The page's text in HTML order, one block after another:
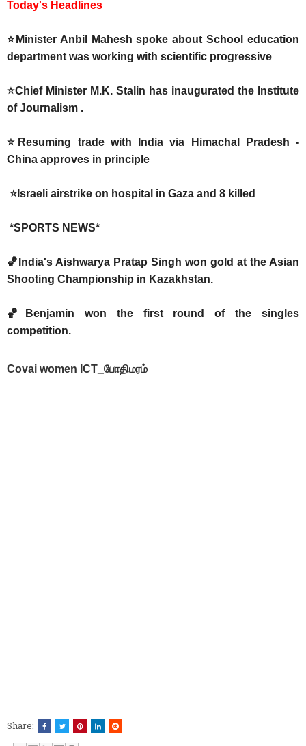
Today's Headlines
⭐Minister Anbil Mahesh spoke about School education
department was working with scientific progressive
⭐Chief Minister M.K. Stalin has inaugurated the Institute
of Journalism .
⭐Resuming trade with India via Himachal Pradesh -
China approves in principle
⭐Israeli airstrike on hospital in Gaza and 8 killed
*SPORTS NEWS*
🏀India's Aishwarya Pratap Singh won gold at the Asian
Shooting Championship in Kazakhstan.
🏀Benjamin won the first round of the singles
competition.
Covai women ICT_போதிமரம்
Share: